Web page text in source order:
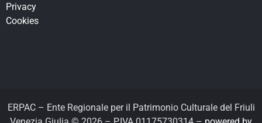
Privacy
Cookies
ERPAC – Ente Regionale per il Patrimonio Culturale del Friuli